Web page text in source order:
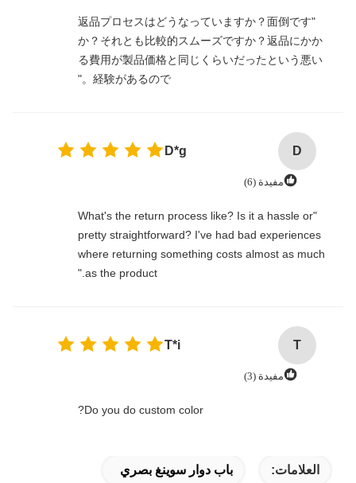
"返品プロセスはどうなっていますか？面倒です
か？それとも比較的スムーズですか？返品にかか
る費用が製品価格と同じくらいだったという悪い
経験があるので。"
D
D*g
مفيدة (6)
"What's the return process like? Is it a hassle or
pretty straightforward? I've had bad experiences
where returning something costs almost as much
as the product."
T
T*i
مفيدة (3)
Do you do custom color?‌
العلامات: باب دوار سوينغ بصري